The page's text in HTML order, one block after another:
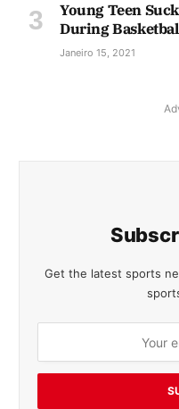
Young Teen
During
Janeiro 15, 2021
Get the latest sports